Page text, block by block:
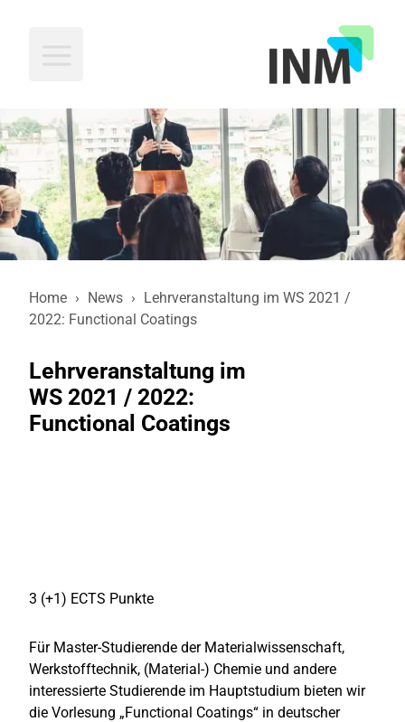
Home › News › Lehrveranstaltung im WS 2021 /
2022: Functional Coatings
Lehrveranstaltung im
WS 2021 / 2022:
Functional Coatings
3 (+1) ECTS Punkte
Für Master-Studierende der Materialwissenschaft,
Werkstofftechnik, (Material-) Chemie und andere
interessierte Studierende im Hauptstudium bieten wir
die Vorlesung „Functional Coatings“ in deutscher